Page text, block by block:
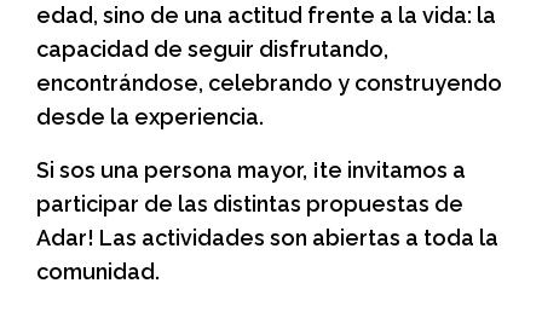
edad, sino de una actitud frente a la vida: la
capacidad de seguir disfrutando,
encontrándose, celebrando y construyendo
desde la experiencia.
Si sos una persona mayor, ¡te invitamos a
participar de las distintas propuestas de
Adar! Las actividades son abiertas a toda la
comunidad.